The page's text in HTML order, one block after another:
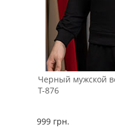
Черный мужской
Т-876
999 грн.